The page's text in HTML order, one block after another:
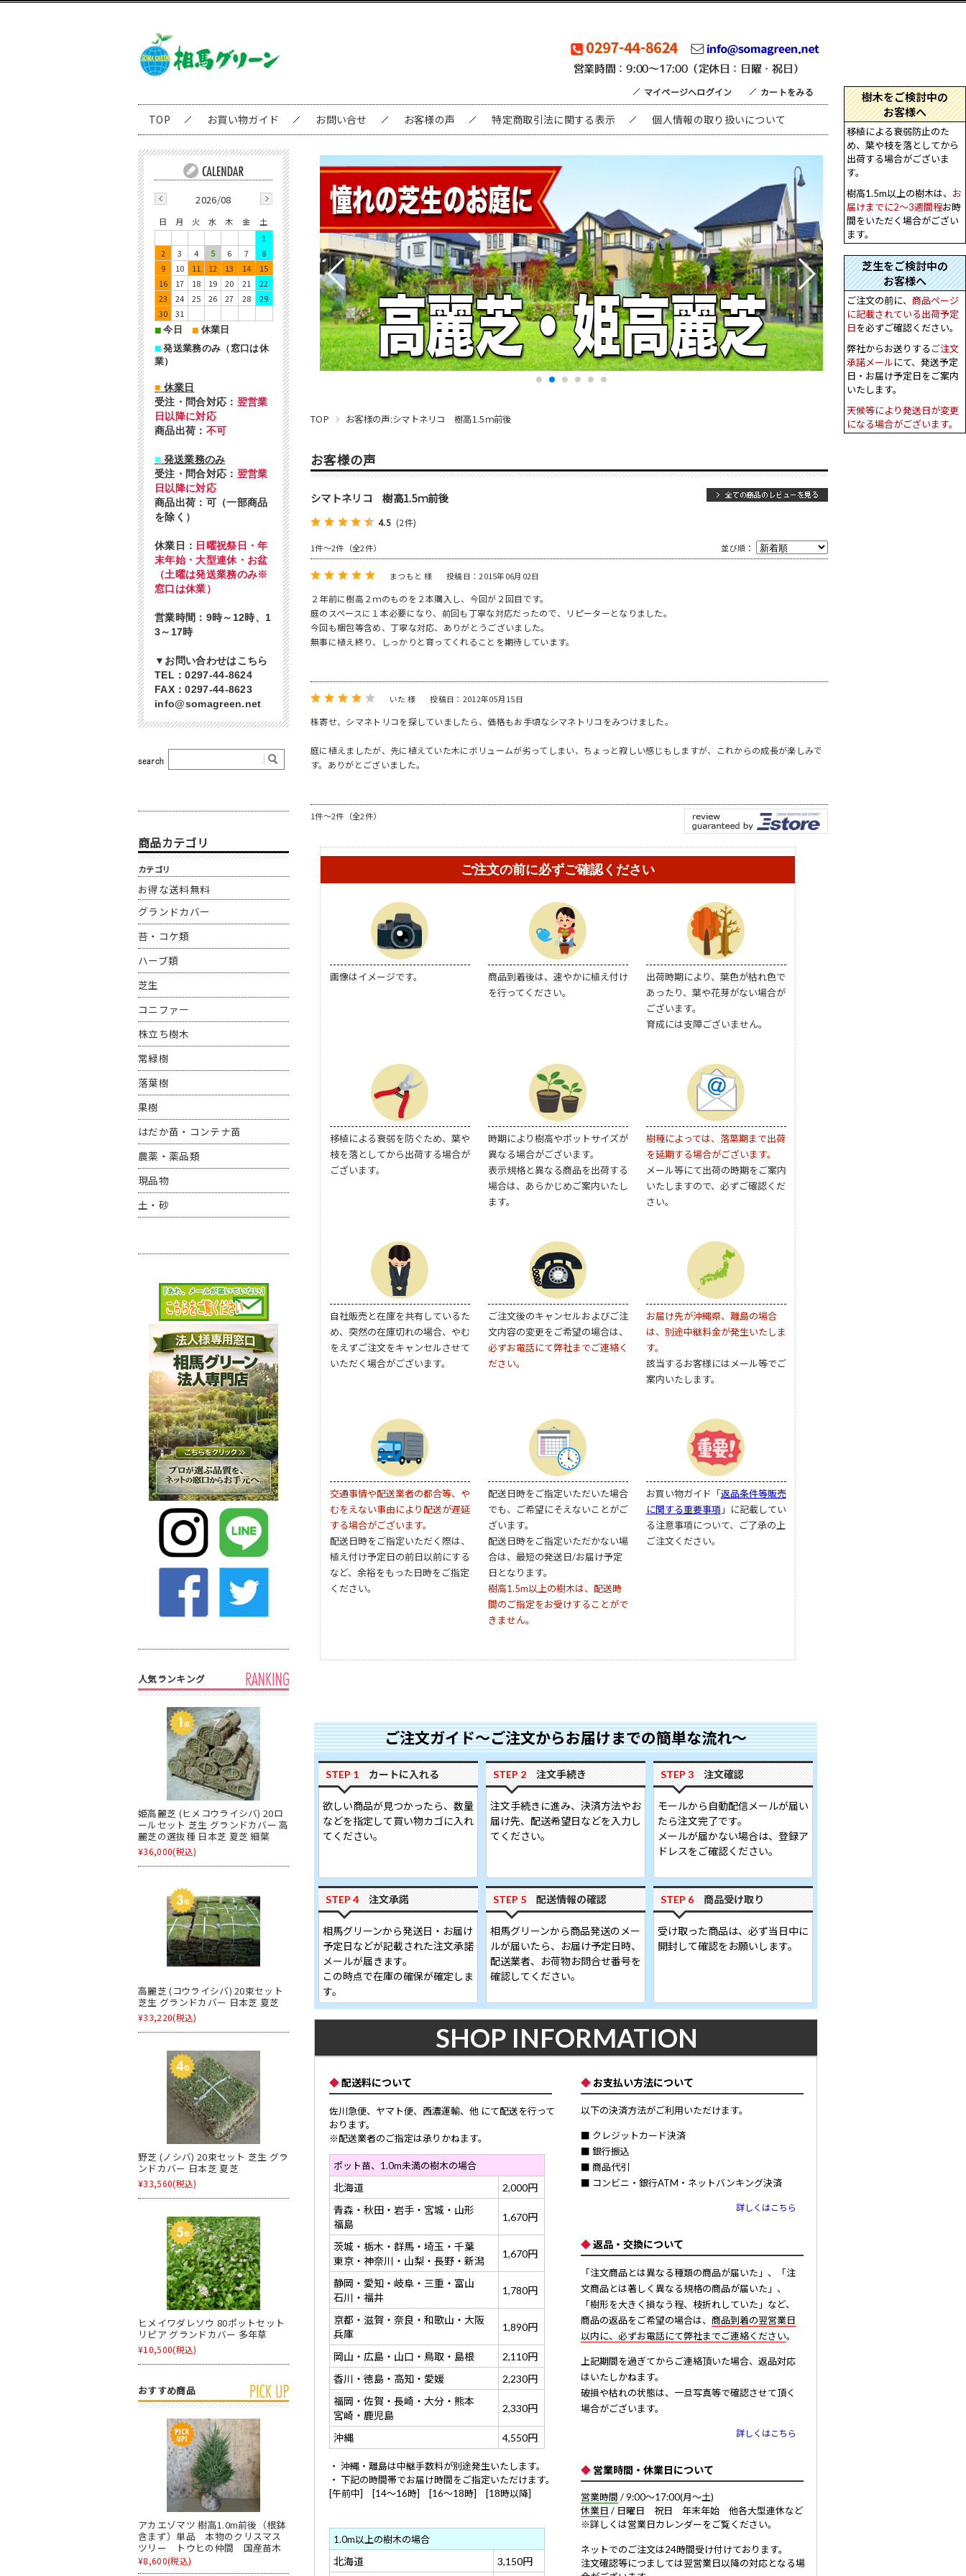
マイページへログイン カートをみる
TOP お買い物ガイド お問い合せ お客様の声 特定商取引法に関する表示 個人情報の取り扱いについて
TOP お客様の声:シマトネリコ 樹高1.5ｍ前後
お客様の声
シマトネリコ 樹高1.5ｍ前後
4.5 (2件)
1件～2件（全2件） 並び順：
まつもと 様 投稿日：2015年06月02日
２年前に樹高２ｍのものを２本購入し、今回が２回目です。
庭のスペースに１本必要になり、前回も丁寧な対応だったので、リピーターとなりました。
今回も梱包等含め、丁寧な対応、ありがとうございました。
無事に植え終り、しっかりと育ってくれることを期待しています。
いた 様 投稿日：2012年05月15日
株寄せ、シマネトリコを探していましたら、価格もお手頃なシマネトリコをみつけました。
庭に植えましたが、先に植えていた木にボリュームが劣ってしまい、ちょっと寂しい感じもしますが、これからの成長が楽しみで
す。ありがとございました。
1件～2件（全2件）
2026/08
日 月 火 水 木 金
土
1
2
3 4 5 6 7
8
9
10 11 12 13 14
15
16
17 18 19 20 21
22
23
24 25 26 27 28
29
30
31
■ 今日 ■ 休業日
■ 発送業務のみ（窓口は休
業）
■ 休業日
受注・問合対応： 翌営業
日以降に対応
商品出荷： 不可
■ 発送業務のみ
受注・問合対応： 翌営業
日以降に対応
商品出荷：可（一部商品
を除く）
休業日： 日曜祝祭日・年
末年始・大型連休・お盆
（土曜は発送業務のみ※
窓口は休業）
営業時間：9時～12時、1
3～17時
▼お問い合わせはこちら
TEL：0297-44-8624
FAX：0297-44-8623
info@somagreen.net
商品カテゴリ
カテゴリ
お得な送料無料
グランドカバー
苔・コケ類
ハーブ類
芝生
コニファー
株立ち樹木
常緑樹
落葉樹
果樹
はだか苗・コンテナ苗
農薬・薬品類
現品物
土・砂
人気ランキング
姫高麗芝 (ヒメコウライシバ) 20ロ
ールセット 芝生 グランドカバー 高
麗芝の選抜種 日本芝 夏芝 細葉
¥36,000(税込)
高麗芝 (コウライシバ) 20束セット
芝生 グランドカバー 日本芝 夏芝
¥33,220(税込)
野芝 (ノシバ) 20束セット 芝生 グラ
ンドカバー 日本芝 夏芝
¥33,560(税込)
ヒメイワダレソウ 80ポットセット
リピア グランドカバー 多年草
¥10,500(税込)
おすすめ商品
アカエゾマツ 樹高1.0m前後（根鉢
含まず）単品 本物のクリスマス
ツリー トウヒの仲間 国産苗木
¥8,600(税込)